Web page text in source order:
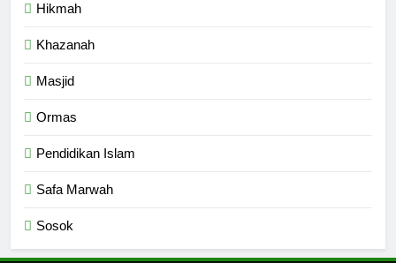
Hikmah
Khazanah
Masjid
Ormas
Pendidikan Islam
Safa Marwah
Sosok
Terancam dan Tipuan Diri